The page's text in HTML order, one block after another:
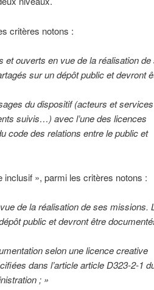
critères notons :
et ouverts en vue de la réalisation de
sur un dépôt public et devront
du dispositif (acteurs et services
suivis…) avec l’une des licences
code des relations entre le public et
inclusif », parmi les critères notons :
de la réalisation de ses missions.
public et devront être
selon une licence creative
dans l’article article D323-2-1
; »